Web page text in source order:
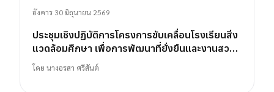
อังคาร 30 มิถุนายน 2569
ประชุมเชิงปฏิบัติการโครงการขับเคลื่อนโรงเรียนสิ่ง
แวดล้อมศึกษา เพื่อการพัฒนาที่ยั่งยืนและงานสวน
พฤกษศาสตร์โรงเรียน
โดย นางอรสา ศรีสันต์